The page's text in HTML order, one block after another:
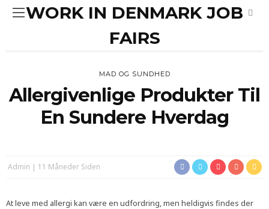
WORK IN DENMARK JOB
FAIRS
MAD OG SUNDHED
Allergivenlige Produkter Til
En Sundere Hverdag
Admin 11 Måneder Siden
At leve med allergi kan være en udfordring, men heldigvis findes der